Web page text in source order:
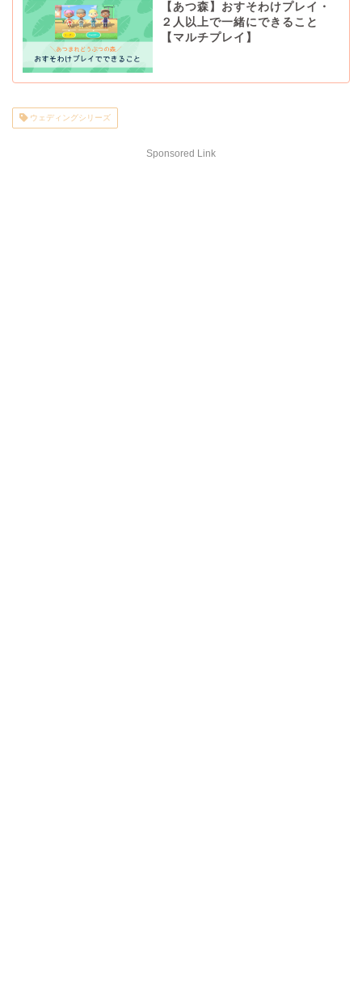
【あつ森】おすそわけプレイ・
２人以上で一緒にできること
【マルチプレイ】
ウェディングシリーズ
Sponsored Link